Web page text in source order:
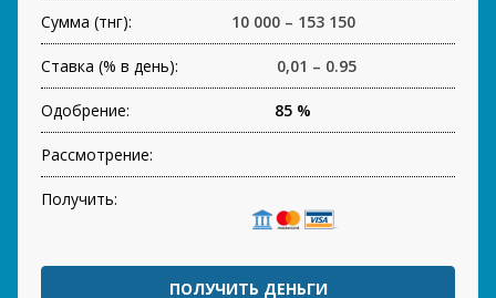
Сумма (тнг): 10 000 – 153 150
Ставка (% в день): 0,01 – 0.95
Одобрение: 85 %
Рассмотрение:
Получить:
ПОЛУЧИТЬ ДЕНЬГИ